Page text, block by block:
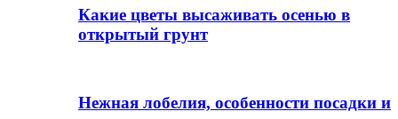
Какие цветы высаживать осенью в
открытый грунт
Нежная лобелия, особенности посадки и